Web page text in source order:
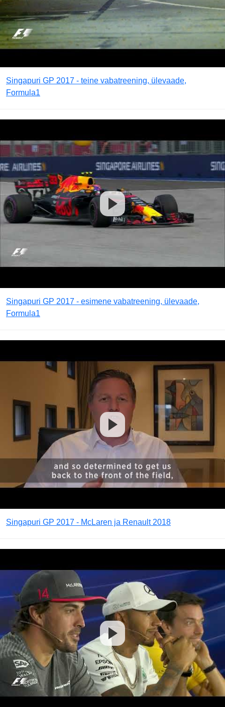
Singapuri GP 2017 - teine vabatreening, ülevaade,
Formula1
Singapuri GP 2017 - esimene vabatreening, ülevaade,
Formula1
Singapuri GP 2017 - McLaren ja Renault 2018